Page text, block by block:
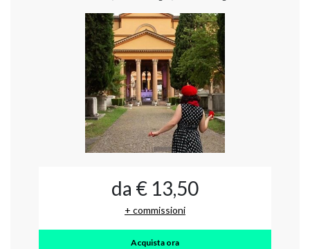
da € 13,50
+ commissioni
Acquista ora